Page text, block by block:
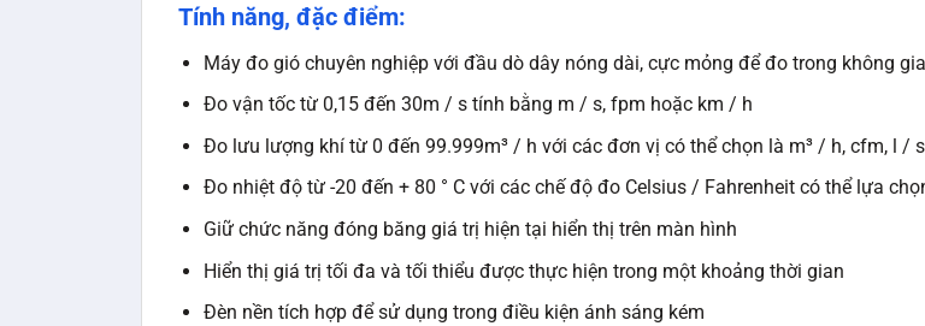
Tính năng, đặc điểm:
Máy đo gió chuyên nghiệp với đầu dò dây nóng dài, cực mỏng để đo trong không
Đo vận tốc từ 0,15 đến 30m / s tính bằng m / s, fpm hoặc km / h
Đo lưu lượng khí từ 0 đến 99.999m³ / h với các đơn vị có thể chọn là m³ / h, cfm, l /
Đo nhiệt độ từ -20 đến + 80 ° C với các chế độ đo Celsius / Fahrenheit có thể lựa
Giữ chức năng đóng băng giá trị hiện tại hiển thị trên màn hình
Hiển thị giá trị tối đa và tối thiểu được thực hiện trong một khoảng thời gian
Đèn nền tích hợp để sử dụng trong điều kiện ánh sáng kém